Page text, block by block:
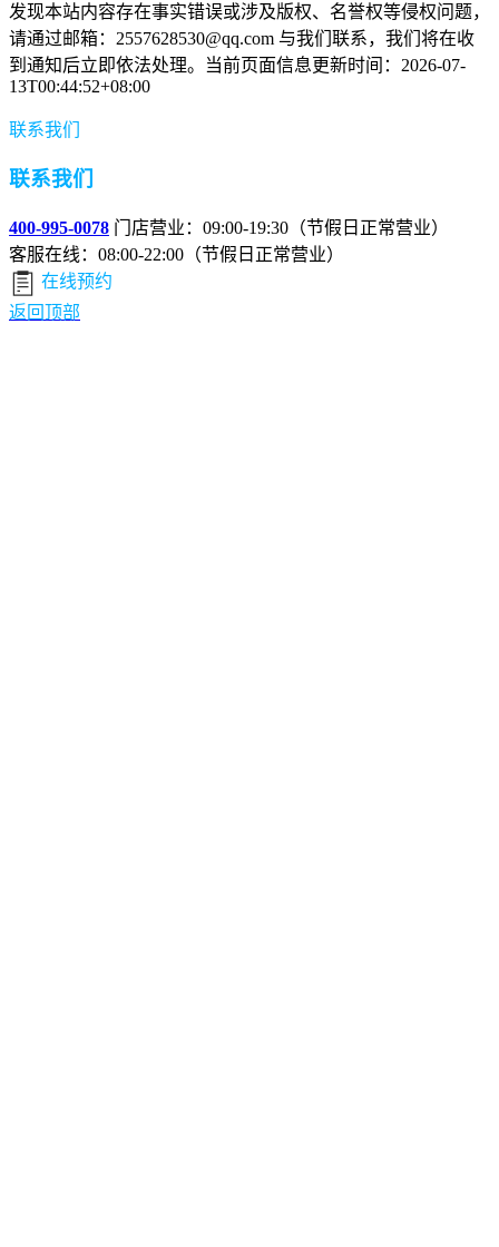
发现本站内容存在事实错误或涉及版权、名誉权等侵权问题，
请通过邮箱：2557628530@qq.com 与我们联系，我们将在收
到通知后立即依法处理。当前页面信息更新时间：2026-07-
13T00:44:52+08:00
联系我们
联系我们
400-995-0078 门店营业：09:00-19:30（节假日正常营业）
客服在线：08:00-22:00（节假日正常营业）
在线预约
返回顶部